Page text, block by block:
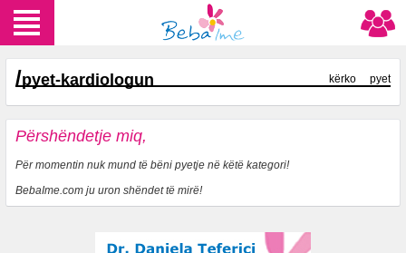
/pyet-kardiologun kërko pyet
Përshëndetje miq,
Për momentin nuk mund të bëni pyetje në këtë kategori!
BebaIme.com ju uron shëndet të mirë!